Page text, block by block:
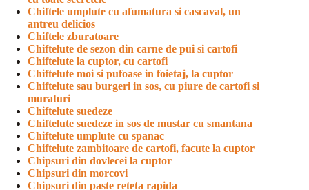
Chiftele umplute cu afumatura si cascaval, un
antreu delicios
Chiftele zburatoare
Chiftelute de sezon din carne de pui si cartofi
Chiftelute la cuptor, cu cartofi
Chiftelute moi si pufoase in foietaj, la cuptor
Chiftelute sau burgeri in sos, cu piure de cartofi si
muraturi
Chiftelute suedeze
Chiftelute suedeze in sos de mustar cu smantana
Chiftelute umplute cu spanac
Chiftelute zambitoare de cartofi, facute la cuptor
Chipsuri din dovlecei la cuptor
Chipsuri din morcovi
Chipsuri din paste reteta rapida